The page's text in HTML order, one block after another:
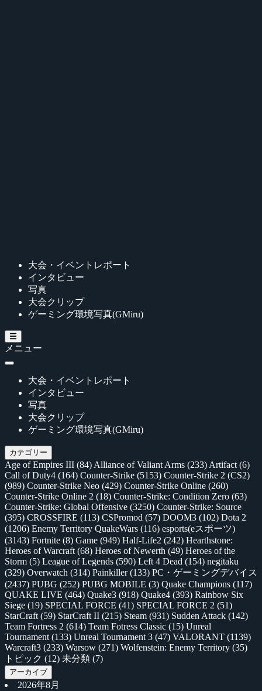
大会・イベントレポート
インタビュー
写真
大会クリップ
ゲーミング環境写真(GMiru)
メニュー
大会・イベントレポート
インタビュー
写真
大会クリップ
ゲーミング環境写真(GMiru)
カテゴリー
Age of Empires III (84) Alliance of Valiant Arms (233) Artifact (6)
Call of Duty4 (164) Counter-Strike (5153) Counter-Strike 2 (CS2)
(989) Counter-Strike Neo (429) Counter-Strike Online (260)
Counter-Strike Online 2 (18) Counter-Strike: Condition Zero (63)
Counter-Strike: Global Offensive (3250) Counter-Strike: Source
(395) CROSSFIRE (113) CSPromod (57) DOOM3 (102) Dota 2
(1206) Enemy Territory QuakeWars (116) esports(eスポーツ)
(3143) Fortnite (8) Game (949) Half-Life2 (242) Hearthstone:
Heroes of Warcraft (68) Heroes of Newerth (49) Heroes of the
Storm (5) League of Legends (590) Left 4 Dead (154) negitaku
(329) Overwatch (314) Painkiller(133) PC・ゲーミングデバイス
(2437) PUBG (252) PUBG MOBILE (3) Quake Champions (117)
QUAKE LIVE (464) Quake3 (918) Quake4 (393) Rainbow Six
Siege (19) SPECIAL FORCE (41) SPECIAL FORCE 2 (51)
StarCraft (59) StarCraft II (215) Steam (931) Sudden Attack (142)
Team Fortress 2 (614) Team Fotress Classic (15) Unreal
Tournament (133) Unreal Tournament 3 (47) VALORANT (1139)
Warcraft3 (233) Warsow (271) Wolfenstein: Enemy Territory (35)
トピック (12) 未分類 (7)
アーカイブ
2026年8月